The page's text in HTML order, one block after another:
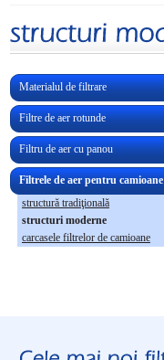
Materialul de filtrare
Filtre de aer rotunde
Filtru de aer cu panou
Filtrele de aer pentru camioane
structură tradiţională
structuri moderne
carcasele filtrelor de camioane